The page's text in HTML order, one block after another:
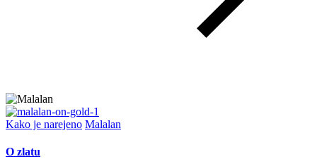
Kako je narejeno Malalan
O zlatu